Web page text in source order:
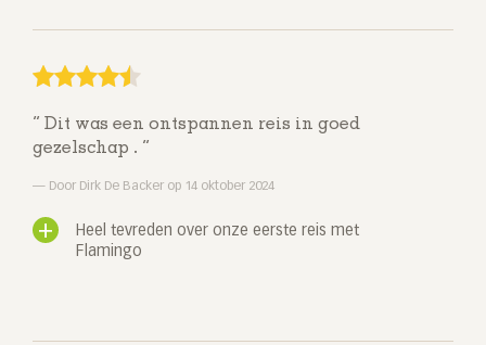
Dit was een ontspannen reis in goed
gezelschap .
Door Dirk De Backer op 14 oktober 2024
Heel tevreden over onze eerste reis met
Flamingo